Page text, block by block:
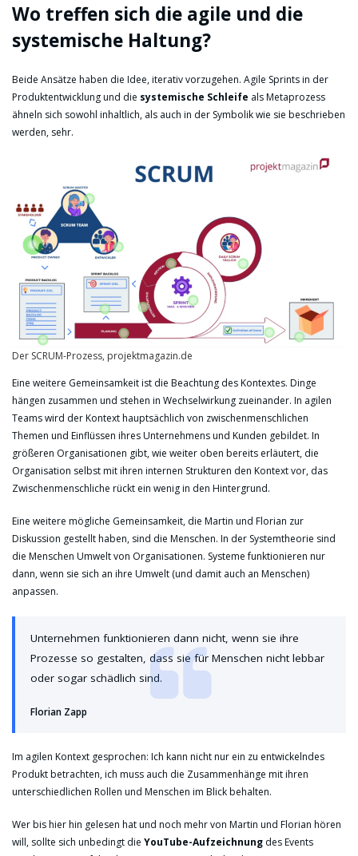
Wo treffen sich die agile und die
systemische Haltung?
Beide Ansätze haben die Idee, iterativ vorzugehen. Agile Sprints in der
Produktentwicklung und die systemische Schleife als Metaprozess
ähneln sich sowohl inhaltlich, als auch in der Symbolik wie sie beschrieben
werden, sehr.
Der SCRUM-Prozess, projektmagazin.de
Eine weitere Gemeinsamkeit ist die Beachtung des Kontextes. Dinge
hängen zusammen und stehen in Wechselwirkung zueinander. In agilen
Teams wird der Kontext hauptsächlich von zwischenmenschlichen
Themen und Einflüssen ihres Unternehmens und Kunden gebildet. In
größeren Organisationen gibt, wie weiter oben bereits erläutert, die
Organisation selbst mit ihren internen Strukturen den Kontext vor, das
Zwischenmenschliche rückt ein wenig in den Hintergrund.
Eine weitere mögliche Gemeinsamkeit, die Martin und Florian zur
Diskussion gestellt haben, sind die Menschen. In der Systemtheorie sind
die Menschen Umwelt von Organisationen. Systeme funktionieren nur
dann, wenn sie sich an ihre Umwelt (und damit auch an Menschen)
anpassen.
Unternehmen funktionieren dann nicht, wenn sie ihre
Prozesse so gestalten, dass sie für Menschen nicht lebbar
oder sogar schädlich sind.
Florian Zapp
Im agilen Kontext gesprochen: Ich kann nicht nur ein zu entwickelndes
Produkt betrachten, ich muss auch die Zusammenhänge mit ihren
unterschiedlichen Rollen und Menschen im Blick behalten.
Wer bis hier hin gelesen hat und noch mehr von Martin und Florian hören
will, sollte sich unbedingt die YouTube-Aufzeichnung des Events